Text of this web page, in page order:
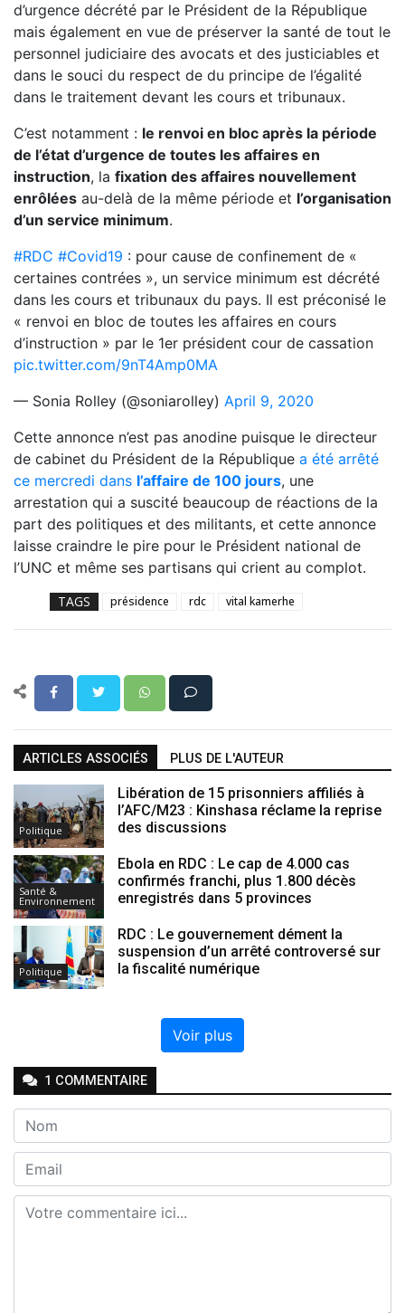
d’urgence décrété par le Président de la République
mais également en vue de préserver la santé de tout le
personnel judiciaire des avocats et des justiciables et
dans le souci du respect de du principe de l’égalité
dans le traitement devant les cours et tribunaux.
C’est notamment : le renvoi en bloc après la période
de l’état d’urgence de toutes les affaires en
instruction, la fixation des affaires nouvellement
enrôlées au-delà de la même période et l’organisation
d’un service minimum.
#RDC #Covid19 : pour cause de confinement de «
certaines contrées », un service minimum est décrété
dans les cours et tribunaux du pays. Il est préconisé le
« renvoi en bloc de toutes les affaires en cours
d’instruction » par le 1er président cour de cassation
pic.twitter.com/9nT4Amp0MA
— Sonia Rolley (@soniarolley) April 9, 2020
Cette annonce n’est pas anodine puisque le directeur
de cabinet du Président de la République a été arrêté
ce mercredi dans l’affaire de 100 jours, une
arrestation qui a suscité beaucoup de réactions de la
part des politiques et des militants, et cette annonce
laisse craindre le pire pour le Président national de
l’UNC et même ses partisans qui crient au complot.
TAGS présidence rdc vital kamerhe
ARTICLES ASSOCIÉS PLUS DE L'AUTEUR
Politique
Libération de 15 prisonniers affiliés à
l’AFC/M23 : Kinshasa réclame la reprise
des discussions
Santé &
Environnement
Ebola en RDC : Le cap de 4.000 cas
confirmés franchi, plus 1.800 décès
enregistrés dans 5 provinces
Politique
RDC : Le gouvernement dément la
suspension d’un arrêté controversé sur
la fiscalité numérique
Voir plus
1 COMMENTAIRE